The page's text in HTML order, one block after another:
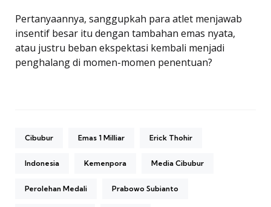
Pertanyaannya, sanggupkah para atlet menjawab
insentif besar itu dengan tambahan emas nyata,
atau justru beban ekspektasi kembali menjadi
penghalang di momen-momen penentuan?
Cibubur Emas 1 Milliar Erick Thohir
Indonesia Kemenpora Media Cibubur
Perolehan Medali Prabowo Subianto